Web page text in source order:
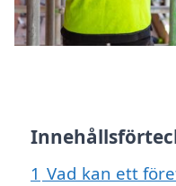
1 Vad kan ett